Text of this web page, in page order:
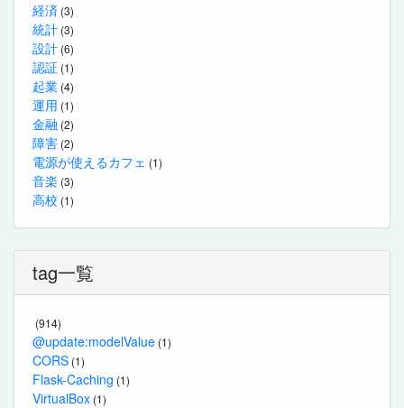
経済 (3)
統計 (3)
設計 (6)
認証 (1)
起業 (4)
運用 (1)
金融 (2)
障害 (2)
電源が使えるカフェ (1)
音楽 (3)
高校 (1)
tag一覧
(914)
@update:modelValue (1)
CORS (1)
Flask-Caching (1)
VirtualBox (1)